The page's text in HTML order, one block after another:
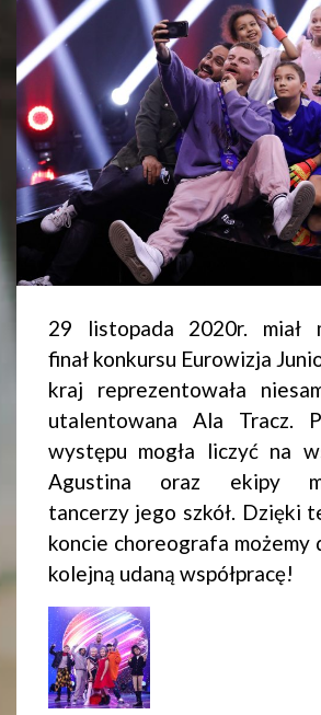
29 listopada 2020r. miał
finał konkursu Eurowizja
kraj reprezentowała
utalentowana Ala Tracz.
występu mogła liczyć na
Agustina oraz ekipy
tancerzy jego szkół. Dzięki
koncie choreografa możemy
kolejną udaną współpracę!